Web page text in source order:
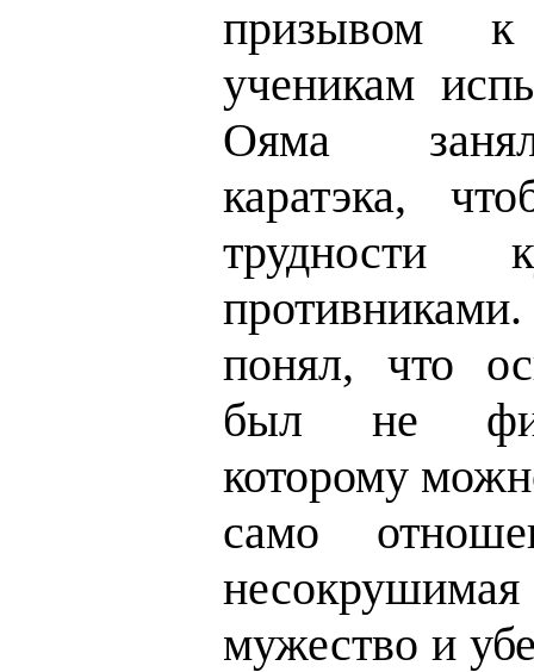
призывом
ученикам
Ояма
каратэка,
понял, что
был не
которому
само
мужество и